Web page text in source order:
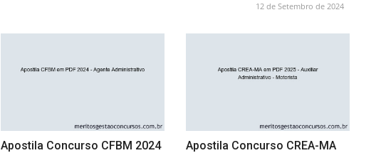
12 de Setembro de 2024
Apostila Concurso CFBM 2024
Apostila Concurso CREA-MA